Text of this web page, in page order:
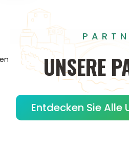
UNSERE
Entdecken Sie Alle